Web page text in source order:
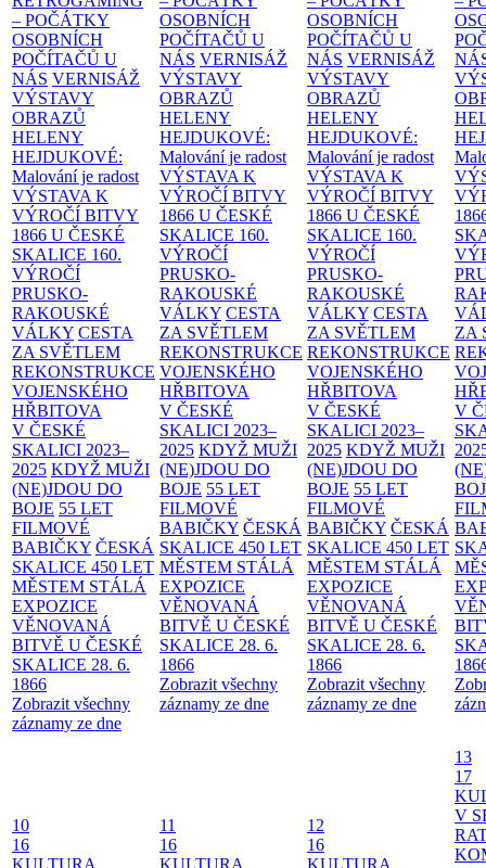
– POČÁTKY
OSOBNÍCH
POČÍTAČŮ U
NÁS VERNISÁŽ
VÝSTAVY
OBRAZŮ
HELENY
HEJDUKOVÉ:
Malování je radost
VÝSTAVA K
VÝROČÍ BITVY
1866 U ČESKÉ
SKALICE 160.
VÝROČÍ
PRUSKO-
RAKOUSKÉ
VÁLKY CESTA
ZA SVĚTLEM
REKONSTRUKCE
VOJENSKÉHO
HŘBITOVA
V ČESKÉ
SKALICI 2023–
2025 KDYŽ MUŽI
(NE)JDOU DO
BOJE 55 LET
FILMOVÉ
BABIČKY ČESKÁ
SKALICE 450 LET
MĚSTEM STÁLÁ
EXPOZICE
VĚNOVANÁ
BITVĚ U ČESKÉ
SKALICE 28. 6.
1866
Zobrazit všechny
záznamy ze dne
OSOBNÍCH
POČÍTAČŮ U
NÁS VERNISÁŽ
VÝSTAVY
OBRAZŮ
HELENY
HEJDUKOVÉ:
Malování je radost
VÝSTAVA K
VÝROČÍ BITVY
1866 U ČESKÉ
SKALICE 160.
VÝROČÍ
PRUSKO-
RAKOUSKÉ
VÁLKY CESTA
ZA SVĚTLEM
REKONSTRUKCE
VOJENSKÉHO
HŘBITOVA
V ČESKÉ
SKALICI 2023–
2025 KDYŽ MUŽI
(NE)JDOU DO
BOJE 55 LET
FILMOVÉ
BABIČKY ČESKÁ
SKALICE 450 LET
MĚSTEM STÁLÁ
EXPOZICE
VĚNOVANÁ
BITVĚ U ČESKÉ
SKALICE 28. 6.
1866
Zobrazit všechny
záznamy ze dne
OSOBNÍCH
POČÍTAČŮ U
NÁS VERNISÁŽ
VÝSTAVY
OBRAZŮ
HELENY
HEJDUKOVÉ:
Malování je radost
VÝSTAVA K
VÝROČÍ BITVY
1866 U ČESKÉ
SKALICE 160.
VÝROČÍ
PRUSKO-
RAKOUSKÉ
VÁLKY CESTA
ZA SVĚTLEM
REKONSTRUKCE
VOJENSKÉHO
HŘBITOVA
V ČESKÉ
SKALICI 2023–
2025 KDYŽ MUŽI
(NE)JDOU DO
BOJE 55 LET
FILMOVÉ
BABIČKY ČESKÁ
SKALICE 450 LET
MĚSTEM STÁLÁ
EXPOZICE
VĚNOVANÁ
BITVĚ U ČESKÉ
SKALICE 28. 6.
1866
Zobrazit všechny
záznamy ze dne
ZA
V
10
16
KULTURA
11
16
KULTURA
12
16
KULTURA
13
17
V